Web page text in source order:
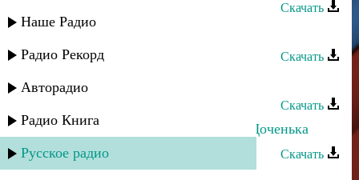
Наше Радио
Радио Рекорд
Авторадио
Радио Книга
Русское радио
Скачать
Руслан Яриков - Анама
Скачать
Скачать
Руслан Яриков и Лина Ярикова - Доченька
Скачать